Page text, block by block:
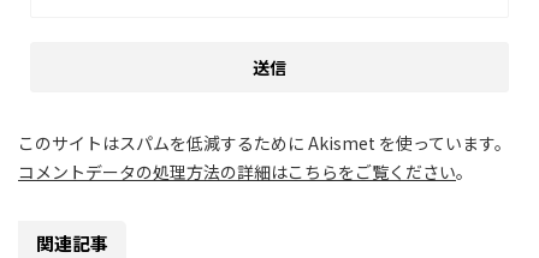
このサイトはスパムを低減するために Akismet を使っています。
コメントデータの処理方法の詳細はこちらをご覧ください。
関連記事